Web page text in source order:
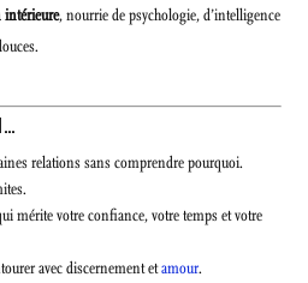
intérieure, nourrie de psychologie, d’intelligence
relations sans comprendre pourquoi.
mérite votre confiance, votre temps et votre
avec discernement etamour.